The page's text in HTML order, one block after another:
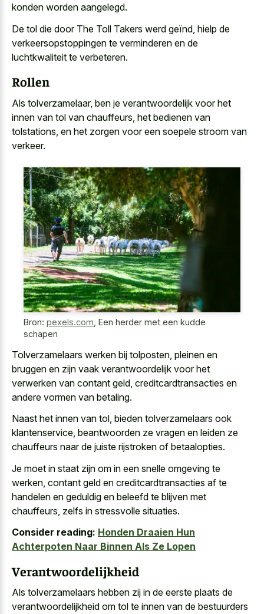
konden worden aangelegd.
De tol die door The Toll Takers werd geïnd, hielp de
verkeersopstoppingen te verminderen en de
luchtkwaliteit te verbeteren.
Rollen
Als tolverzamelaar, ben je verantwoordelijk voor het
innen van tol van chauffeurs, het bedienen van
tolstations, en het zorgen voor een soepele stroom van
verkeer.
Bron: pexels.com Een herder met een kudde
schapen
Tolverzamelaars werken bij tolposten, pleinen en
bruggen en zijn vaak verantwoordelijk voor het
verwerken van contant geld, creditcardtransacties en
andere vormen van betaling.
Naast het innen van tol, bieden tolverzamelaars ook
klantenservice, beantwoorden ze vragen en leiden ze
chauffeurs naar de juiste rijstroken of betaalopties.
Je moet in staat zijn om in een snelle omgeving te
werken, contant geld en creditcardtransacties af te
handelen en geduldig en beleefd te blijven met
chauffeurs, zelfs in stressvolle situaties.
Consider reading: Honden Draaien Hun
Achterpoten Naar Binnen Als Ze Lopen
Verantwoordelijkheid
Als tolverzamelaars hebben zij in de eerste plaats de
verantwoordelijkheid om tol te innen van de bestuurders